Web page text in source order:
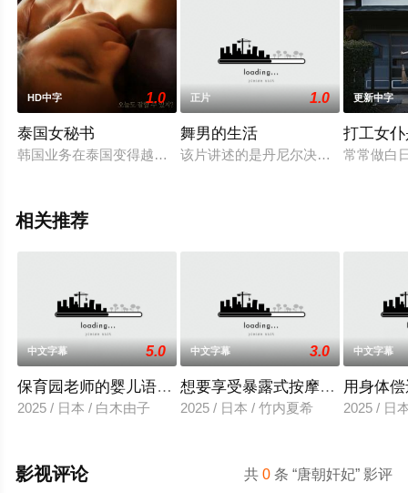
。
HD中字 1.0
泰国女秘书
韩国业务在泰国变得越来越困难，它要求韩国的韩国人作弊，
正片 1.0
舞男的生活
该片讲述的是丹尼尔决定写一个故事
更新中字
打工女
常常做白
相关推荐
中文字幕 5.0
保育园老师的婴儿语让人超兴奋
2025 / 日本 / 白木由子
中文字幕 3.0
想要享受暴露式按摩的已婚女子
2025 / 日本 / 竹内夏希
中文字幕
用身体
2025 / 日
共0 条 “唐朝奸妃” 影评
影视评论